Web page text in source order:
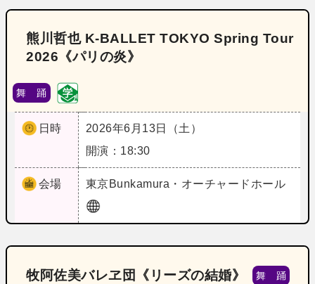
熊川哲也 K-BALLET TOKYO Spring Tour
2026《パリの炎》
舞 踊
日時
2026年6月13日（土）
開演：18:30
会場 東京Bunkamura・オーチャードホール
牧阿佐美バレヱ団《リーズの結婚》 舞 踊